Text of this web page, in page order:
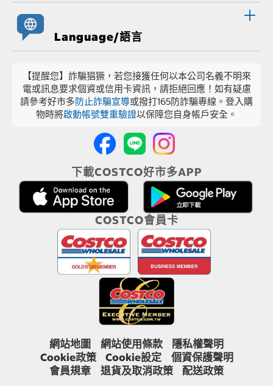
Language/語言
【提醒您】詐騙猖獗，若您接獲任何以本公司名義不明來
電或訊息要求個資或信用卡資訊，請拒絕回應！如有疑慮
請參考好市多防止詐騙宣導或撥打165防詐騙專線。登入購
物時將啟動帳號雙重驗證以保障您自身帳戶安全。
下載COSTCO好市多APP
COSTCO會員卡
網站地圖 網站使用條款
隱私權聲明
Cookie政策
Cookie設定
個資保護聲明
會員規章
退貨及取消政策 配送政策